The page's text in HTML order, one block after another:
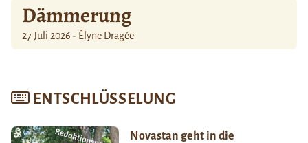
Dämmerung
27 Juli 2026 - Élyne Dragée
ENTSCHLÜSSELUNG
Novastan geht in die